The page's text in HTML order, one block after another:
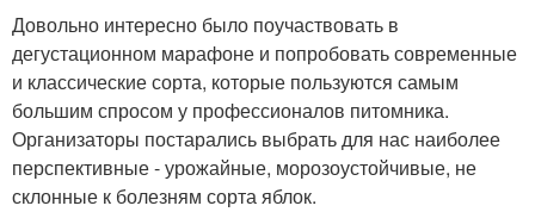
Довольно интересно было поучаствовать в
дегустационном марафоне и попробовать современные
и классические сорта, которые пользуются самым
большим спросом у профессионалов питомника.
Организаторы постарались выбрать для нас наиболее
перспективные - урожайные, морозоустойчивые, не
склонные к болезням сорта яблок.